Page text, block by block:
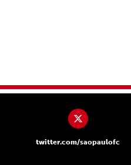
twitter.com/saopaulofc